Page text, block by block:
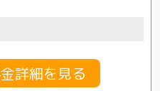
詳細を見る